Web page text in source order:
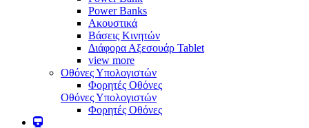
Power Banks
Ακουστικά
Βάσεις Κινητών
Διάφορα Αξεσουάρ Tablet
view more
Οθόνες Υπολογιστών
Φορητές Οθόνες
Οθόνες Υπολογιστών
Φορητές Οθόνες